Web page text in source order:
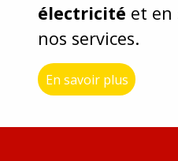
électricité et en
nos services.
En savoir plus